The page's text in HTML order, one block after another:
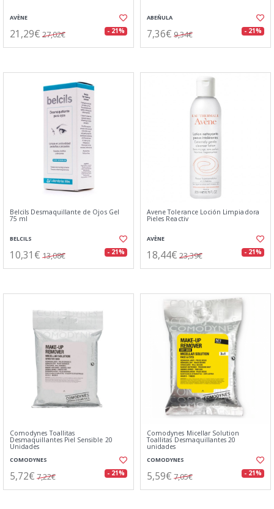
AVÈNE
21,29€ 27,02€ - 21%
ABEÑULA
7,36€ 9,34€ - 21%
Belcils Desmaquillante de Ojos Gel
75 ml
BELCILS
10,31€ 13,08€ - 21%
Avene Tolerance Loción Limpiadora
Pieles Reactiv
AVÈNE
18,44€ 23,39€ - 21%
Comodynes Toallitas
Desmaquillantes Piel Sensible 20
Unidades
COMODYNES
5,72€ 7,22€ - 21%
Comodynes Micellar Solution
Toallitas Desmaquillantes 20
unidades
COMODYNES
5,59€ 7,05€ - 21%